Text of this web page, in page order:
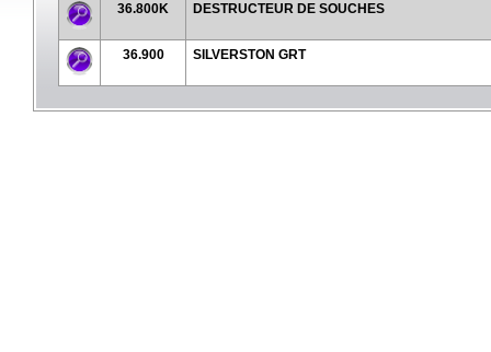
36.800K DESTRUCTEUR DE SOUCHES
36.900 SILVERSTON GRT